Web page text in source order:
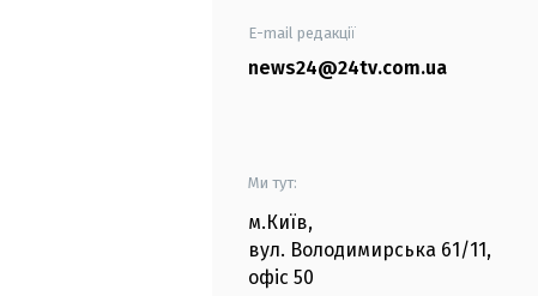
E-mail редакції
news24@24tv.com.ua
Ми тут:
м.Київ,
вул. Володимирська 61/11,
офіс 50